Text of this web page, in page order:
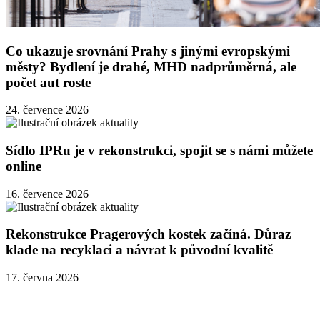
Co ukazuje srovnání Prahy s jinými evropskými
městy? Bydlení je drahé, MHD nadprůměrná, ale
počet aut roste
24. července 2026
Sídlo IPRu je v rekonstrukci, spojit se s námi můžete
online
16. července 2026
Rekonstrukce Pragerových kostek začíná. Důraz
klade na recyklaci a návrat k původní kvalitě
17. června 2026